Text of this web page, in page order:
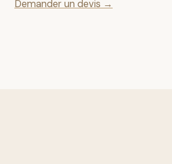
Demander un devis →